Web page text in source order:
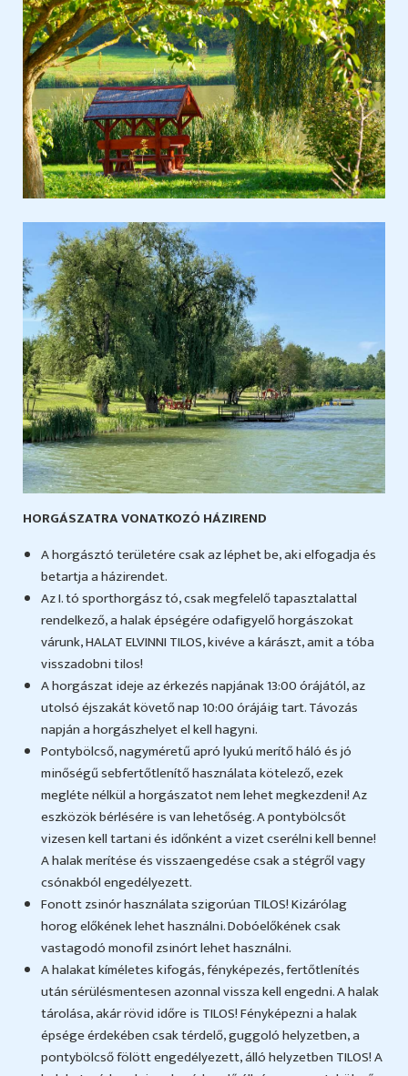
HORGÁSZATRA VONATKOZÓ HÁZIREND
A horgásztó területére csak az léphet be, aki elfogadja és
betartja a házirendet.
Az I. tó sporthorgász tó, csak megfelelő tapasztalattal
rendelkező, a halak épségére odafigyelő horgászokat
várunk, HALAT ELVINNI TILOS, kivéve a kárászt, amit a tóba
visszadobni tilos!
A horgászat ideje az érkezés napjának 13:00 órájától, az
utolsó éjszakát követő nap 10:00 órájáig tart. Távozás
napján a horgászhelyet el kell hagyni.
Pontybölcső, nagyméretű apró lyukú merítő háló és jó
minőségű sebfertőtlenítő használata kötelező, ezek
megléte nélkül a horgászatot nem lehet megkezdeni! Az
eszközök bérlésére is van lehetőség. A pontybölcsőt
vizesen kell tartani és időnként a vizet cserélni kell benne!
A halak merítése és visszaengedése csak a stégről vagy
csónakból engedélyezett.
Fonott zsinór használata szigorúan TILOS! Kizárólag
horog előkének lehet használni. Dobóelőkének csak
vastagodó monofil zsinórt lehet használni.
A halakat kíméletes kifogás, fényképezés, fertőtlenítés
után sérülésmentesen azonnal vissza kell engedni. A halak
tárolása, akár rövid időre is TILOS! Fényképezni a halak
épsége érdekében csak térdelő, guggoló helyzetben, a
pontybölcső fölött engedélyezett, álló helyzetben TILOS! A